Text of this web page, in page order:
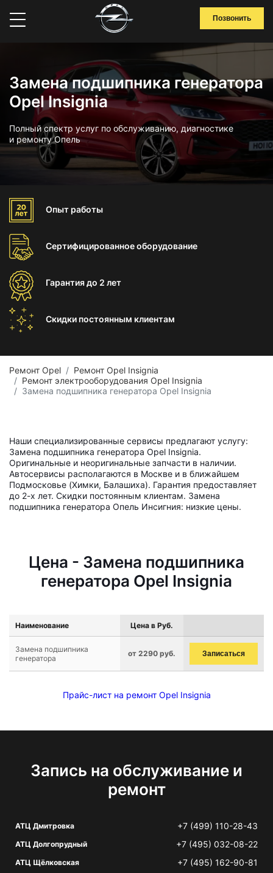
Позвонить
Замена подшипника генератора
Opel Insignia
Полный спектр услуг по обслуживанию, диагностике
и ремонту Опель
Опыт работы
Сертифицированноеоборудование
Гарантиядо 2 лет
Скидки постоянным клиентам
Ремонт Opel
Ремонт Opel Insignia
Ремонт электрооборудования Opel Insignia
Замена подшипника генератора Opel Insignia
Наши специализированные сервисы предлагают услугу:
Замена подшипника генератора Opel Insignia.
Оригинальные и неоригинальные запчасти в наличии.
Автосервисы располагаются в Москве и в ближайшем
Подмосковье (Химки, Балашиха). Гарантия предоставляет
до 2-х лет. Скидки постоянным клиентам. Замена
подшипника генератора Опель Инсигния: низкие цены.
Цена - Замена подшипника
генератора Opel Insignia
Наименование Цена в Руб.
Замена подшипника
генератора
от 2290 руб. Записаться
Прайс-лист на ремонт Opel Insignia
Запись на обслуживание и
ремонт
АТЦ Дмитровка +7 (499) 110-28-43
АТЦ Долгопрудный +7 (495) 032-08-22
АТЦ Щёлковская +7 (495) 162-90-81